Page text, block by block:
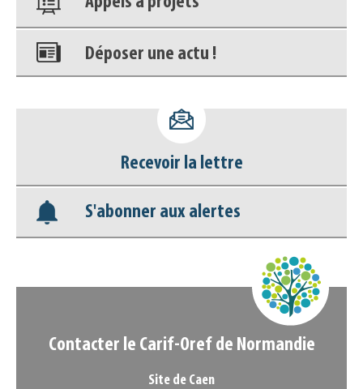
Déposer une actu !
déconnecter)
Base documentaire
Nos veilles Scoop.it
Recevoir la lettre
S'abonner aux alertes
Contacter le Carif-Oref de Normandie
Site de Caen